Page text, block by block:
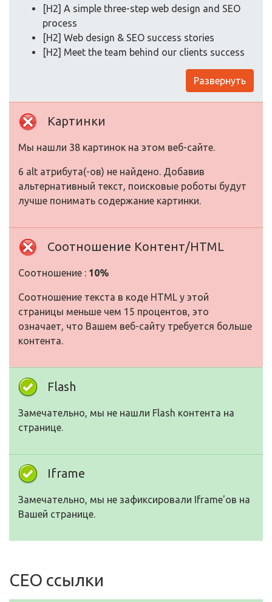
[H2] A simple three-step web design and SEO
process
[H2] Web design & SEO success stories
[H2] Meet the team behind our clients success
Развернуть
Картинки
Мы нашли 38 картинок на этом веб-сайте.
6 alt атрибута(-ов) не найдено. Добавив
альтернативный текст, поисковые роботы будут
лучше понимать содержание картинки.
Соотношение Контент/HTML
Соотношение : 10%
Соотношение текста в коде HTML у этой
страницы меньше чем 15 процентов, это
означает, что Вашем веб-сайту требуется больше
контента.
Flash
Замечательно, мы не нашли Flash контента на
странице.
Iframe
Замечательно, мы не зафиксировали Iframe'ов на
Вашей странице.
СЕО ссылки